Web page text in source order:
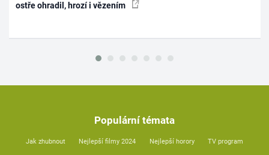
ostře ohradil, hrozí i vězením
Populární témata
Jak zhubnout Nejlepší filmy 2024 Nejlepší horory TV program